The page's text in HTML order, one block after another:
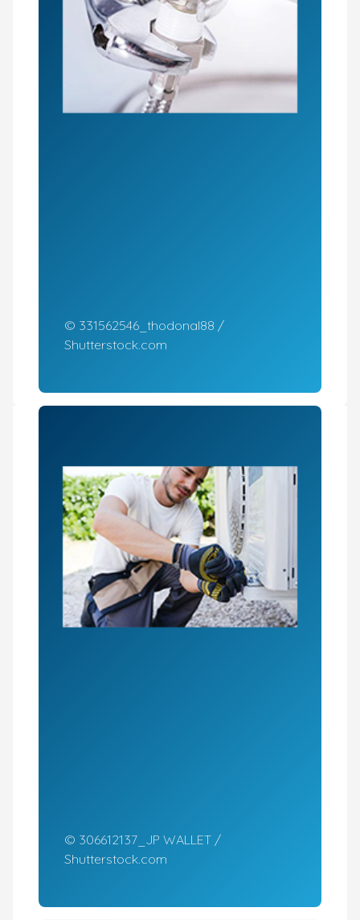
© 331562546_thodonal88 /
Shutterstock.com
© 306612137_JP WALLET /
Shutterstock.com